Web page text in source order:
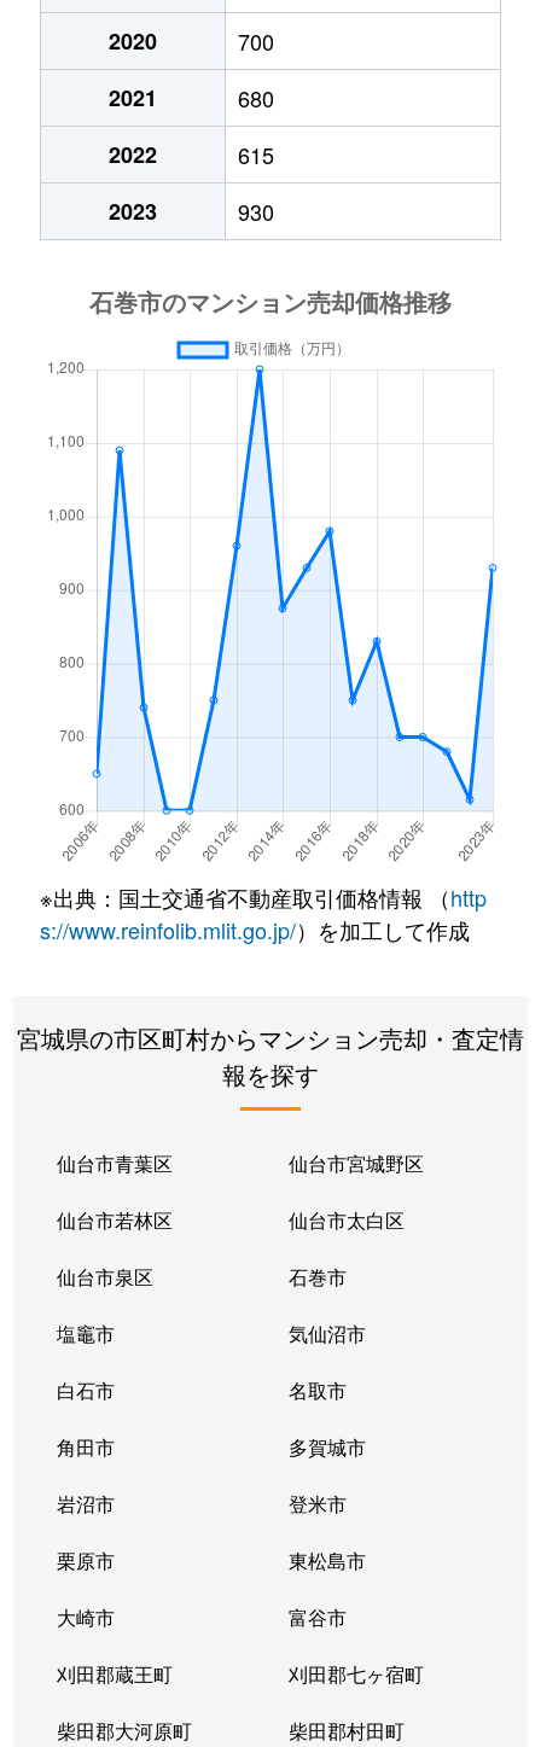
2020
700
2021
680
2022
615
2023
930
※出典：国土交通省不動産取引価格情報 （http
s://www.reinfolib.mlit.go.jp/）を加工して作成
宮城県の市区町村からマンション売却・査定情
報を探す
仙台市青葉区 仙台市宮城野区
仙台市若林区 仙台市太白区
仙台市泉区 石巻市
塩竈市 気仙沼市
白石市 名取市
角田市 多賀城市
岩沼市 登米市
栗原市 東松島市
大崎市 富谷市
刈田郡蔵王町 刈田郡七ヶ宿町
柴田郡大河原町 柴田郡村田町